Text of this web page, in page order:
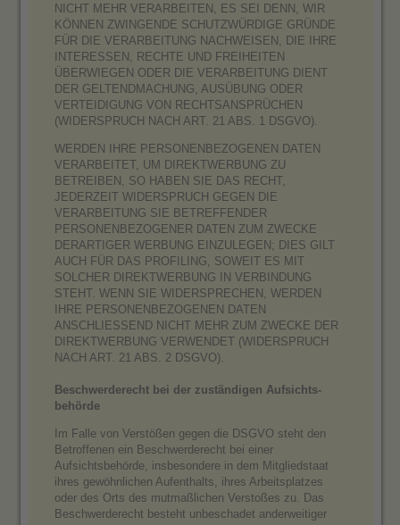
NICHT MEHR VERARBEITEN, ES SEI DENN, WIR
KÖNNEN ZWINGENDE SCHUTZWÜRDIGE GRÜNDE
FÜR DIE VERARBEITUNG NACHWEISEN, DIE IHRE
INTERESSEN, RECHTE UND FREIHEITEN
ÜBERWIEGEN ODER DIE VERARBEITUNG DIENT
DER GELTENDMACHUNG, AUSÜBUNG ODER
VERTEIDIGUNG VON RECHTSANSPRÜCHEN
(WIDERSPRUCH NACH ART. 21 ABS. 1 DSGVO).
WERDEN IHRE PERSONENBEZOGENEN DATEN
VERARBEITET, UM DIREKTWERBUNG ZU
BETREIBEN, SO HABEN SIE DAS RECHT,
JEDERZEIT WIDERSPRUCH GEGEN DIE
VERARBEITUNG SIE BETREFFENDER
PERSONENBEZOGENER DATEN ZUM ZWECKE
DERARTIGER WERBUNG EINZULEGEN; DIES GILT
AUCH FÜR DAS PROFILING, SOWEIT ES MIT
SOLCHER DIREKTWERBUNG IN VERBINDUNG
STEHT. WENN SIE WIDERSPRECHEN, WERDEN
IHRE PERSONENBEZOGENEN DATEN
ANSCHLIESSEND NICHT MEHR ZUM ZWECKE DER
DIREKTWERBUNG VERWENDET (WIDERSPRUCH
NACH ART. 21 ABS. 2 DSGVO).
Beschwerde­recht bei der zuständigen Aufsichts­
behörde
Im Falle von Verstößen gegen die DSGVO steht den
Betroffenen ein Beschwerderecht bei einer
Aufsichtsbehörde, insbesondere in dem Mitgliedstaat
ihres gewöhnlichen Aufenthalts, ihres Arbeitsplatzes
oder des Orts des mutmaßlichen Verstoßes zu. Das
Beschwerderecht besteht unbeschadet anderweitiger